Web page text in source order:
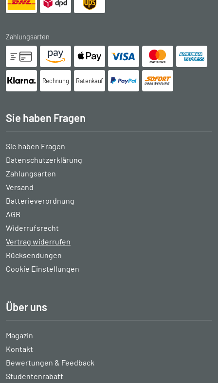
Zahlungsarten
Rechnung Ratenkauf
Sie haben Fragen
Sie haben Fragen
Datenschutzerklärung
Zahlungsarten
Versand
Batterieverordnung
AGB
Widerrufsrecht
Vertrag widerrufen
Rücksendungen
Cookie Einstellungen
Über uns
Magazin
Kontakt
Bewertungen & Feedback
Studentenrabatt